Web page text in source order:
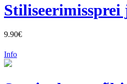
Stiliseerimissprei
9.90€
Info